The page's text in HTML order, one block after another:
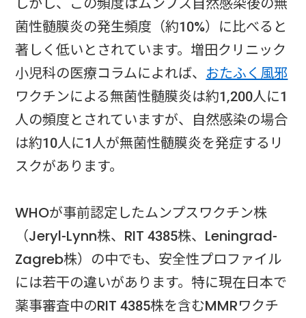
菌性髄膜炎の発生頻度（約10%）に比べると
著しく低いとされています。増田クリニック
小児科の医療コラムによれば、 おたふく風邪
ワクチンによる無菌性髄膜炎は約1,200人に1
人の頻度とされていますが、自然感染の場合
は約10人に1人が無菌性髄膜炎を発症するリ
スクがあります。
WHOが事前認定したムンプスワクチン株
（Jeryl-Lynn株、RIT 4385株、Leningrad-
Zagreb株）の中でも、安全性プロファイル
には若干の違いがあります。特に現在日本で
薬事審査中のRIT 4385株を含むMMRワクチ